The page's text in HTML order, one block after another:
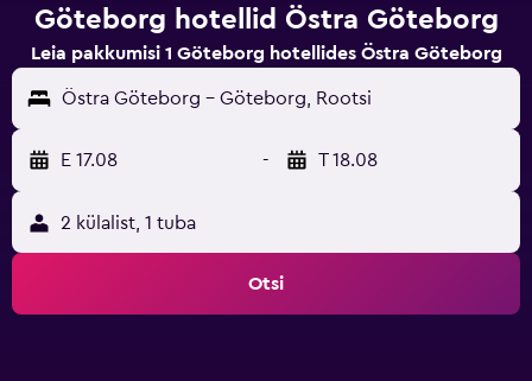
Göteborg hotellid Östra Göteborg
Leia pakkumisi 1 Göteborg hotellides Östra Göteborg
Östra Göteborg - Göteborg, Rootsi
E 17.08 - T 18.08
2 külalist, 1 tuba
Otsi